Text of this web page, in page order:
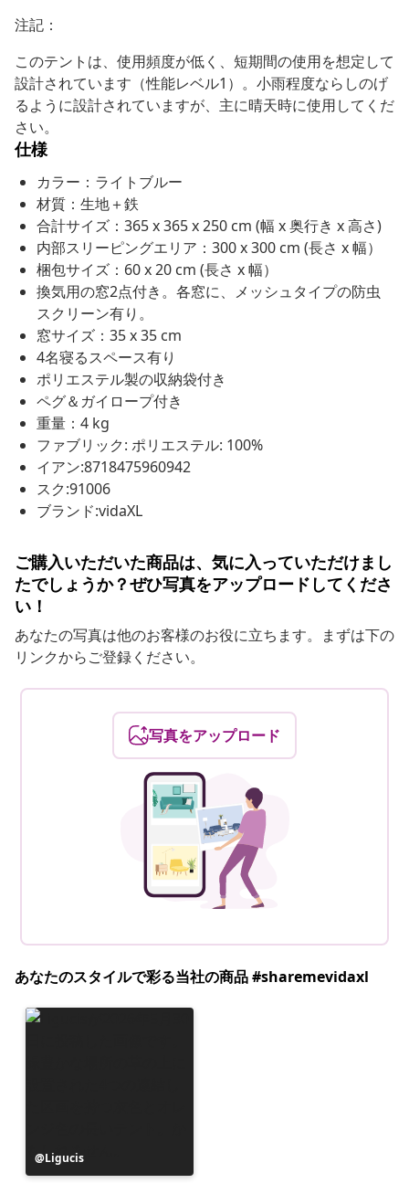
注記：
このテントは、使用頻度が低く、短期間の使用を想定して
設計されています（性能レベル1）。小雨程度ならしのげ
るように設計されていますが、主に晴天時に使用してくだ
さい。
仕様
カラー：ライトブルー
材質：生地＋鉄
合計サイズ：365 x 365 x 250 cm (幅 x 奥行き x 高さ)
内部スリーピングエリア：300 x 300 cm (長さ x 幅）
梱包サイズ：60 x 20 cm (長さ x 幅）
換気用の窓2点付き。各窓に、メッシュタイプの防虫
スクリーン有り。
窓サイズ：35 x 35 cm
4名寝るスペース有り
ポリエステル製の収納袋付き
ペグ＆ガイロープ付き
重量：4 kg
ファブリック: ポリエステル: 100%
イアン:8718475960942
スク:91006
ブランド:vidaXL
ご購入いただいた商品は、気に入っていただけまし
たでしょうか？ぜひ写真をアップロードしてくださ
い！
あなたの写真は他のお客様のお役に立ちます。まずは下の
リンクからご登録ください。
写真をアップロード
あなたのスタイルで彩る当社の商品 #sharemevidaxl
投
稿
Ligucis